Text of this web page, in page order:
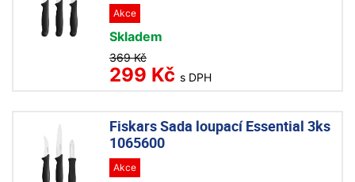
Akce
Skladem
369 Kč
299 Kč s DPH
Fiskars Sada loupací Essential 3ks
1065600
Akce